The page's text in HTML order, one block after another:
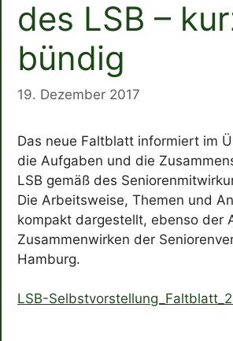
des LSB –
bündig
19. Dezember 2017
Das neue Faltblatt informiert im
die Aufgaben und die
LSB gemäß des
Die Arbeitsweise, Themen und
kompakt dargestellt, ebenso der
Zusammenwirken der
Hamburg.
LSB-